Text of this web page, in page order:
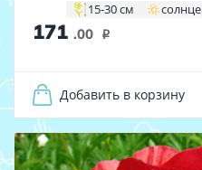
15-30 см солнце
171 .00 i
Добавить в корзину